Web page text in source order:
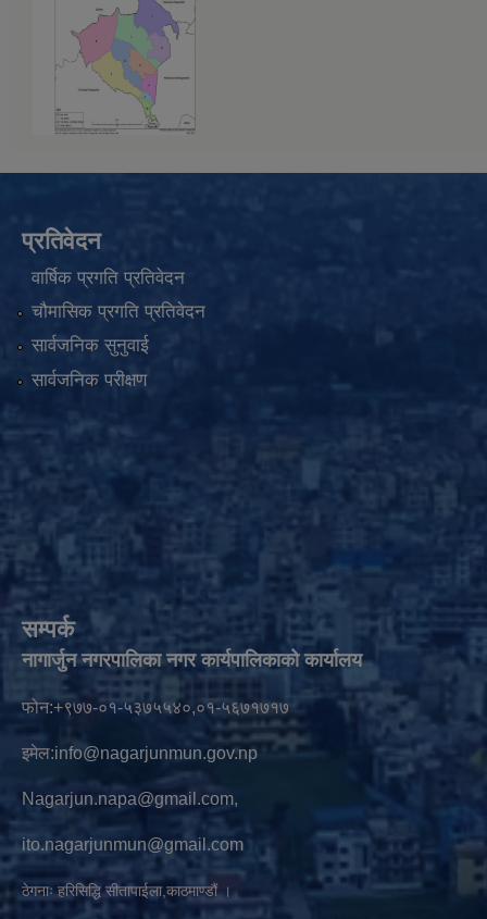
प्रतिवेदन
वार्षिक प्रगति प्रतिवेदन
चौमासिक प्रगति प्रतिवेदन
सार्वजनिक सुनुवाई
सार्वजनिक परीक्षण
सम्पर्क
नागार्जुन नगरपालिका नगर कार्यपालिकाको कार्यालय
फोन:+९७७-०१-५३७५५४०,०१-५६७१७१७
इमेल:info@nagarjunmun.gov.np
Nagarjun.napa@gmail.com,
ito.nagarjunmun@gmail.com
ठेगनाः हरिसिद्धि सीतापाईला,काठमाण्डौं ।